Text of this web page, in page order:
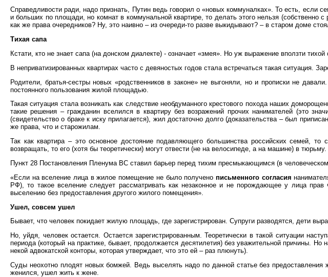
Справедливости ради, надо признать, Путин ведь говорил о «новых коммуналках». То есть, если
и больших по площади, но комнат в коммунальной квартире, то делать этого нельзя (собственно
как же права очередников? Ну, это наивно – из очереди-то разве выкидывают? – в старом доме
Тихая сапа
Кстати, кто не знает сапа (на донском диалекте) - означает «змея». Но уж выражение вползти
В неприватизированных квартирах часто с девяностых годов стала встречаться такая ситуация.
Родители, братья-сестры новых «родственников в законе» не выгоняли, но и прописки не
постоянного пользования жилой площадью.
Такая ситуация стала возникать как следствие необдуманного крестового похода наших
такие решения – гражданин вселился в квартиру без возражений прочих нанимателей (это
(свидетельство о браке к иску прилагается), жил достаточно долго (доказательства – был
же права, что и старожилам.
Так как квартира – это основное достояние подавляющего большинства российских семей,
возвращать, то его (хотя бы теоретически) могут отвести (не на велосипеде, а на машине) в
Пункт 28 Постановления Пленума ВС ставил барьер перед тихим пресмыкающимся (в
«Если на вселение лица в жилое помещение не было получено письменного согласия
РФ), то такое вселение следует рассматривать как незаконное и не порождающее у лица
выселению без предоставления другого жилого помещения».
Ушел, совсем ушел
Бывает, что человек покидает жилую площадь, где зарегистрирован. Супруги разводятся, дети
Но, уйдя, человек остается. Остается зарегистрированным. Теоретически в такой ситуации
периода (который на практике, бывает, продолжается десятилетия) без уважительной причины. Но
некой адвокатской конторы, которая утверждает, что это ей – раз плюнуть).
Суды неохотно плодят новых бомжей. Ведь выселять надо по данной статье без
женился, ушел жить к жене.